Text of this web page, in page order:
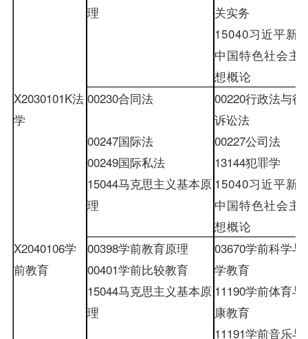
理
关实务
15040习近平新
中国特色社会主
想概论
X2030101K法
学
00230合同法 00220行政法与行
诉讼法
00247国际法 00227公司法
00249国际私法 13144犯罪学
15044马克思主义基本原
理
15040习近平新
中国特色社会主
想概论
X2040106学
前教育
00398学前教育原理
00401学前比较教育
15044马克思主义基本原
理
03670学前科学与
学教育
11190学前体育与
康教育
11191学前音乐与